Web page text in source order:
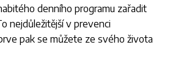
denního programu zařadit
nejdůležitější v prevenci
pak se můžete ze svého života